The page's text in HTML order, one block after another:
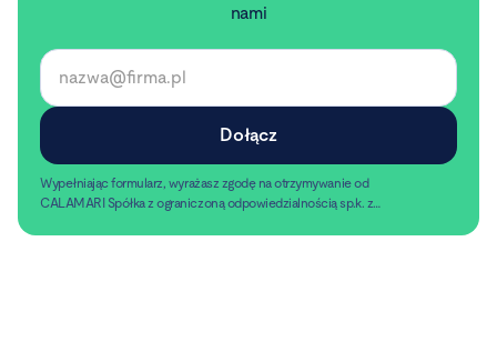
nami
Wypełniając formularz, wyrażasz zgodę na otrzymywanie od
CALAMARI Spółka z ograniczoną odpowiedzialnością sp.k. z